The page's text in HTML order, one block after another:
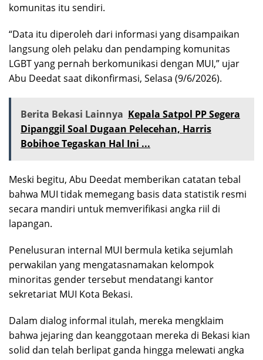
komunitas itu sendiri.
“Data itu diperoleh dari informasi yang disampaikan
langsung oleh pelaku dan pendamping komunitas
LGBT yang pernah berkomunikasi dengan MUI,” ujar
Abu Deedat saat dikonfirmasi, Selasa (9/6/2026).
Berita Bekasi Lainnya Kepala Satpol PP Segera
Dipanggil Soal Dugaan Pelecehan, Harris
Bobihoe Tegaskan Hal Ini ...
Meski begitu, Abu Deedat memberikan catatan tebal
bahwa MUI tidak memegang basis data statistik resmi
secara mandiri untuk memverifikasi angka riil di
lapangan.
Penelusuran internal MUI bermula ketika sejumlah
perwakilan yang mengatasnamakan kelompok
minoritas gender tersebut mendatangi kantor
sekretariat MUI Kota Bekasi.
Dalam dialog informal itulah, mereka mengklaim
bahwa jejaring dan keanggotaan mereka di Bekasi kian
solid dan telah berlipat ganda hingga melewati angka